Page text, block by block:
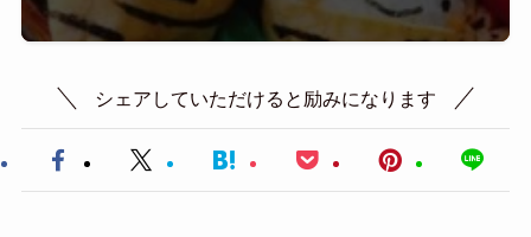
シェアしていただけると励みになります